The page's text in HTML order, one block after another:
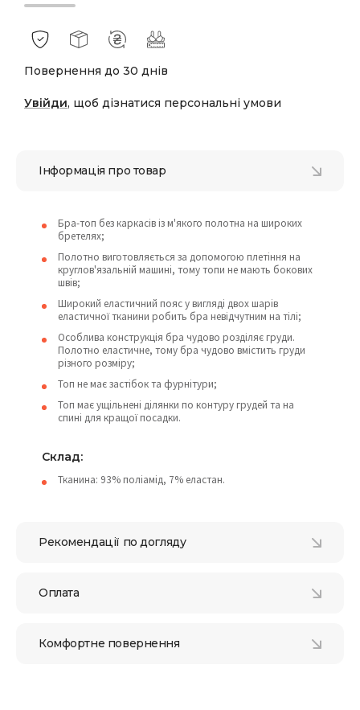
Повернення до 30 днів
Увійди, щоб дізнатися персональні умови
Інформація про товар
Бра-топ без каркасів із м'якого полотна на широких
бретелях;
Полотно виготовляється за допомогою плетіння на
круглов'язальній машині, тому топи не мають бокових
швів;
Широкий еластичний пояс у вигляді двох шарів
еластичної тканини робить бра невідчутним на тілі;
Особлива конструкція бра чудово розділяє груди.
Полотно еластичне, тому бра чудово вмістить груди
різного розміру;
Топ не має застібок та фурнітури;
Топ має ущільнені ділянки по контуру грудей та на
спині для кращої посадки.
Cклад:
Тканина: 93% поліамід, 7% еластан.
Рекомендації по догляду
Оплата
Комфортне повернення